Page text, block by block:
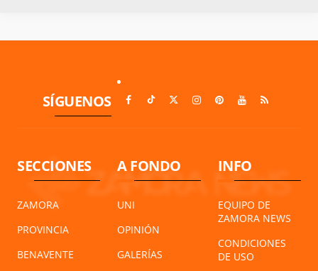
SÍGUENOS
SECCIONES
ZAMORA
PROVINCIA
BENAVENTE
A FONDO
UNI
OPINIÓN
GALERÍAS
INFO
EQUIPO DE
ZAMORA NEWS
CONDICIONES
DE USO